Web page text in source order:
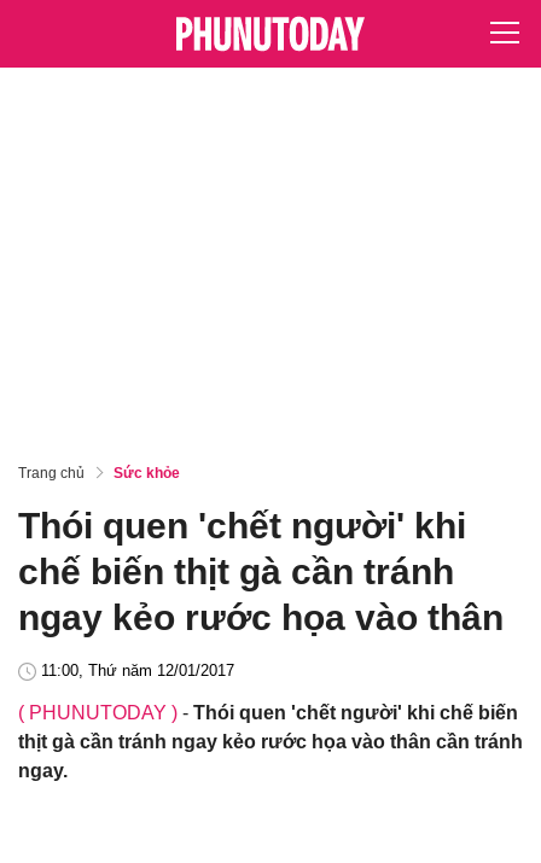
Trang chủ Sức khỏe
Thói quen 'chết người' khi
chế biến thịt gà cần tránh
ngay kẻo rước họa vào thân
11:00, Thứ năm 12/01/2017
( PHUNUTODAY ) - Thói quen 'chết người' khi chế biến
thịt gà cần tránh ngay kẻo rước họa vào thân cần tránh
ngay.